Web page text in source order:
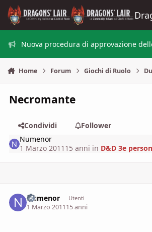
Vai al contenuto
Nuova procedura di approvazione
Home Forum Giochi di Ruolo
Necromante
Condividi
Follower
Numenor
1 Marzo 2011 15 anni in D&D 3e
Numenor Utenti
1 Marzo 201115 anni